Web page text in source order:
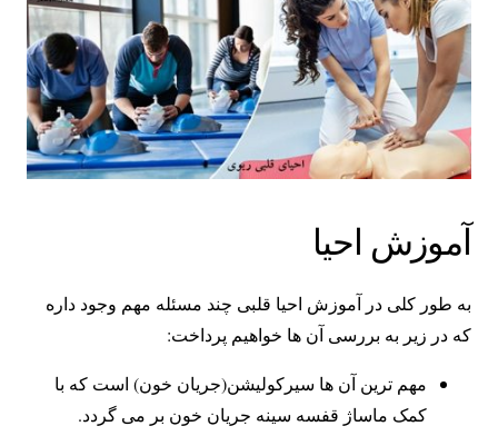
آموزش احیا
به طور کلی در آموزش احیا قلبی چند مسئله مهم وجود داره
که در زیر به بررسی آن ها خواهیم پرداخت:
مهم ترین آن ها سیرکولیشن(جریان خون) است که با
کمک ماساژ قفسه سینه جریان خون بر می گردد.